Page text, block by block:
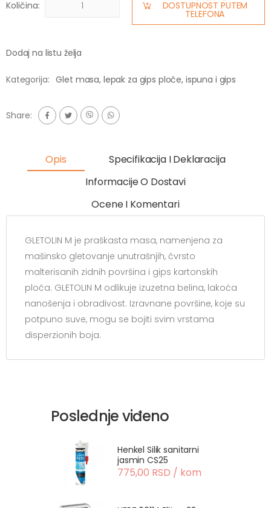
Količina: DOSTUPNOST PUTEM
TELEFONA
Dodaj na listu želja
Kategorija: Glet masa, lepak za gips ploče, ispuna i gips
Share:
Opis
Specifikacija I Deklaracija
Informacije O Dostavi
Ocene I Komentari
GLETOLIN M je praškasta masa, namenjena za
mašinsko gletovanje unutrašnjih, čvrsto
malterisanih zidnih površina i gips kartonskih
ploča. GLETOLIN M odlikuje izuzetna belina, lakoća
nanošenja i obradivost. Izravnane površine, koje su
potpuno suve, mogu se bojiti svim vrstama
disperzionih boja.
Poslednje viđeno
Henkel Silik sanitarni
jasmin CS25
775,00 RSD / kom